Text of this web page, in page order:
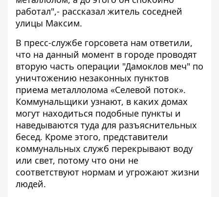
работал",- рассказал житель соседней
улицы Максим.
В пресс-службе горсовета нам ответили,
что на данный момент в городе проводят
вторую часть операции "Дамоклов меч" по
уничтожению незаконных пунктов
приема металлолома «Селевой поток».
Коммунальщики узнают, в каких домах
могут находиться подобные пункты и
наведываются туда для разъяснительных
бесед. Кроме этого, представители
коммунальных служб перекрывают воду
или свет, потому что они не
соответствуют нормам и угрожают жизни
людей.